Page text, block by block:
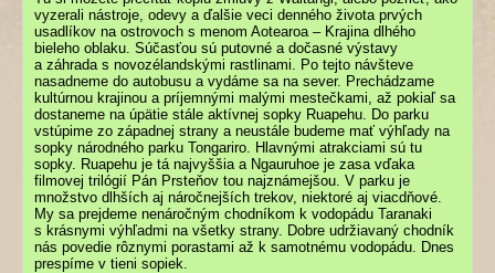
vyzerali nástroje, odevy a ďalšie veci denného života prvých
usadlíkov na ostrovoch s menom Aotearoa – Krajina dlhého
bieleho oblaku. Súčasťou sú putovné a dočasné výstavy
a záhrada s novozélandskými rastlinami. Po tejto návšteve
nasadneme do autobusu a vydáme sa na sever. Prechádzame
kultúrnou krajinou a príjemnými malými mestečkami, až pokiaľ sa
dostaneme na úpätie stále aktívnej sopky Ruapehu. Do parku
vstúpime zo západnej strany a neustále budeme mať výhľady na
sopky národného parku Tongariro. Hlavnými atrakciami sú tu
sopky. Ruapehu je tá najvyššia a Ngauruhoe je zasa vďaka
filmovej trilógií Pán Prsteňov tou najznámejšou. V parku je
množstvo dlhších aj náročnejších trekov, niektoré aj viacdňové.
My sa prejdeme nenáročným chodníkom k vodopádu Taranaki
s krásnymi výhľadmi na všetky strany. Dobre udržiavaný chodník
nás povedie rôznymi porastami až k samotnému vodopádu. Dnes
prespíme v tieni sopiek.